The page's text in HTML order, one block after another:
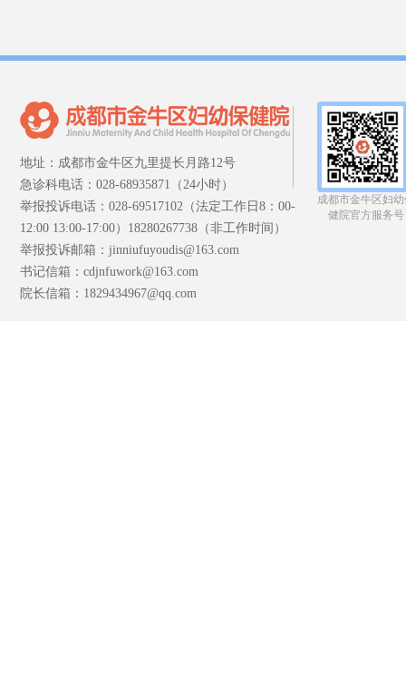
地址：成都市金牛区九里提长月路12号
急诊科电话：028-68935871（24小时）
举报投诉电话：028-69517102（法定工作日8：00-
12:00 13:00-17:00）18280267738（非工作时间）
举报投诉邮箱：jinniufuyoudis@163.com
书记信箱：cdjnfuwork@163.com
院长信箱：1829434967@qq.com
成都市金牛区妇
健院官方服务号